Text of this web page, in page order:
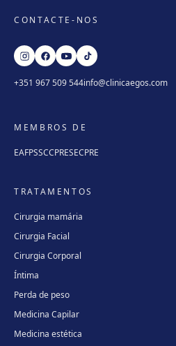
CONTACTE-NOS
+351 967 509 544info@clinicaegos.com
MEMBROS DE
EAFPSSCCPRESECPRE
TRATAMENTOS
Cirurgia mamária
Cirurgia Facial
Cirurgia Corporal
Íntima
Perda de peso
Medicina Capilar
Medicina estética